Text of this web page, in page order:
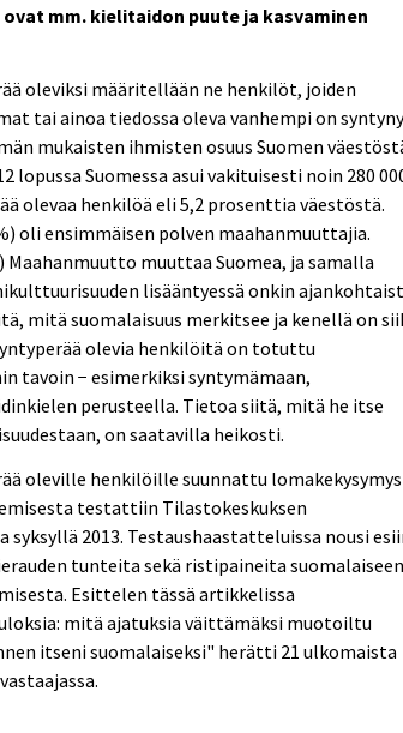
mm. kielitaidon puute ja kasvaminen
oleviksi määritellään ne henkilöt, joiden
tai ainoa tiedossa oleva vanhempi on
mukaisten ihmisten osuus Suomen
lopussa Suomessa asui vakituisesti noin 280
olevaa henkilöä eli 5,2 prosenttia väestöstä.
oli ensimmäisen polven maahanmuuttajia.
Maahanmuutto muuttaa Suomea, ja samalla
lisääntyessä onkin
mitä suomalaisuus merkitsee ja kenellä on
olevia henkilöitä on totuttu
tavoin − esimerkiksi syntymämaan,
perusteella. Tietoa siitä, mitä he itse
on saatavilla heikosti.
oleville henkilöille suunnattu lomakekysymys
testattiin Tilastokeskuksen
syksyllä 2013. Testaushaastatteluissa nousi
tunteita sekä ristipaineita suomalaiseen
Esittelen tässä artikkelissa
mitä ajatuksia väittämäksi muotoiltu
itseni suomalaiseksi" herätti 21 ulkomaista